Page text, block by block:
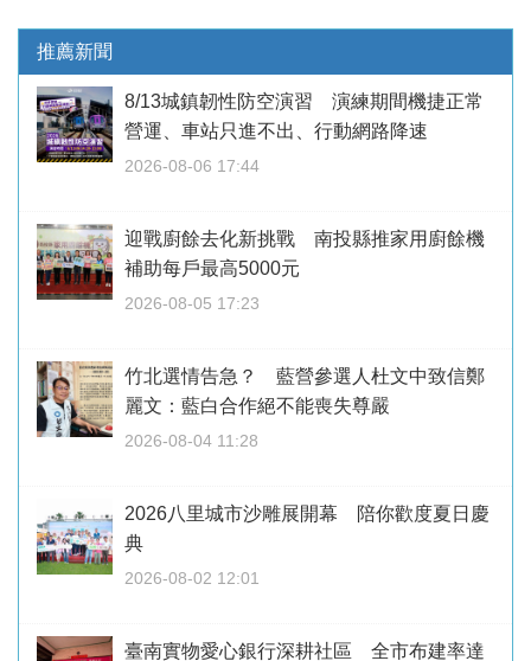
推薦新聞
8/13城鎮韌性防空演習 演練期間機捷正常
營運、車站只進不出、行動網路降速
2026-08-06 17:44
迎戰廚餘去化新挑戰 南投縣推家用廚餘機
補助每戶最高5000元
2026-08-05 17:23
竹北選情告急？ 藍營參選人杜文中致信鄭
麗文：藍白合作絕不能喪失尊嚴
2026-08-04 11:28
2026八里城市沙雕展開幕 陪你歡度夏日慶
典
2026-08-02 12:01
臺南實物愛心銀行深耕社區 全市布建率達